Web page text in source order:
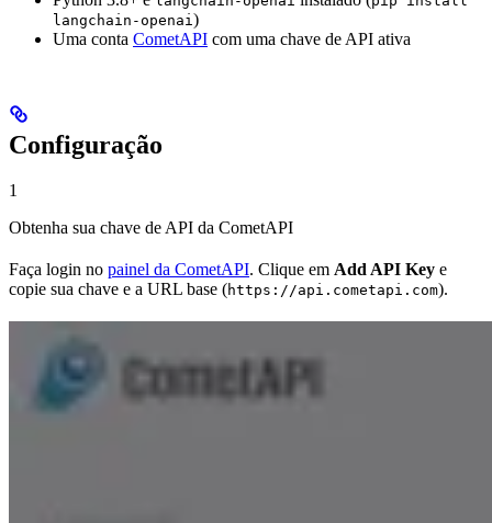
langchain-openai )
Uma conta CometAPI com uma chave de API ativa
Configuração
1
Obtenha sua chave de API da CometAPI
Faça login no painel da CometAPI. Clique em Add API Key e
copie sua chave e a URL base (https://api.cometapi.com).